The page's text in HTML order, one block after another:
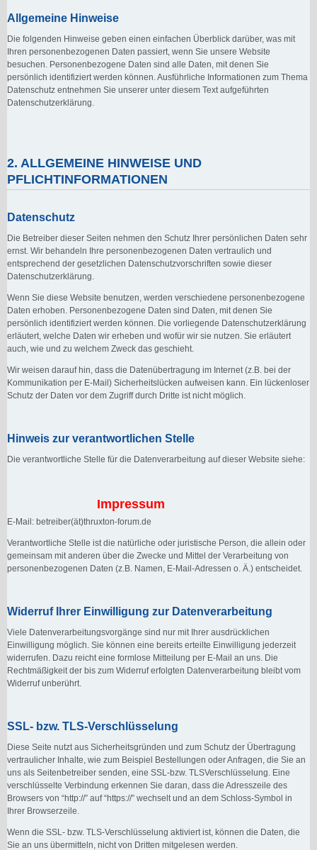
Allgemeine Hinweise
Die folgenden Hinweise geben einen einfachen Überblick darüber, was mit
Ihren personenbezogenen Daten passiert, wenn Sie unsere Website
besuchen. Personenbezogene Daten sind alle Daten, mit denen Sie
persönlich identifiziert werden können. Ausführliche Informationen zum Thema
Datenschutz entnehmen Sie unserer unter diesem Text aufgeführten
Datenschutzerklärung.
2. ALLGEMEINE HINWEISE UND
PFLICHTINFORMATIONEN
Datenschutz
Die Betreiber dieser Seiten nehmen den Schutz Ihrer persönlichen Daten sehr
ernst. Wir behandeln Ihre personenbezogenen Daten vertraulich und
entsprechend der gesetzlichen Datenschutzvorschriften sowie dieser
Datenschutzerklärung.
Wenn Sie diese Website benutzen, werden verschiedene personenbezogene
Daten erhoben. Personenbezogene Daten sind Daten, mit denen Sie
persönlich identifiziert werden können. Die vorliegende Datenschutzerklärung
erläutert, welche Daten wir erheben und wofür wir sie nutzen. Sie erläutert
auch, wie und zu welchem Zweck das geschieht.
Wir weisen darauf hin, dass die Datenübertragung im Internet (z.B. bei der
Kommunikation per E-Mail) Sicherheitslücken aufweisen kann. Ein lückenloser
Schutz der Daten vor dem Zugriff durch Dritte ist nicht möglich.
Hinweis zur verantwortlichen Stelle
Die verantwortliche Stelle für die Datenverarbeitung auf dieser Website siehe:
Impressum
E-Mail: betreiber(ät)thruxton-forum.de
Verantwortliche Stelle ist die natürliche oder juristische Person, die allein oder
gemeinsam mit anderen über die Zwecke und Mittel der Verarbeitung von
personenbezogenen Daten (z.B. Namen, E-Mail-Adressen o. Ä.) entscheidet.
Widerruf Ihrer Einwilligung zur Datenverarbeitung
Viele Datenverarbeitungsvorgänge sind nur mit Ihrer ausdrücklichen
Einwilligung möglich. Sie können eine bereits erteilte Einwilligung jederzeit
widerrufen. Dazu reicht eine formlose Mitteilung per E-Mail an uns. Die
Rechtmäßigkeit der bis zum Widerruf erfolgten Datenverarbeitung bleibt vom
Widerruf unberührt.
SSL- bzw. TLS-Verschlüsselung
Diese Seite nutzt aus Sicherheitsgründen und zum Schutz der Übertragung
vertraulicher Inhalte, wie zum Beispiel Bestellungen oder Anfragen, die Sie an
uns als Seitenbetreiber senden, eine SSL-bzw. TLSVerschlüsselung. Eine
verschlüsselte Verbindung erkennen Sie daran, dass die Adresszeile des
Browsers von “http://” auf “https://” wechselt und an dem Schloss-Symbol in
Ihrer Browserzeile.
Wenn die SSL- bzw. TLS-Verschlüsselung aktiviert ist, können die Daten, die
Sie an uns übermitteln, nicht von Dritten mitgelesen werden.